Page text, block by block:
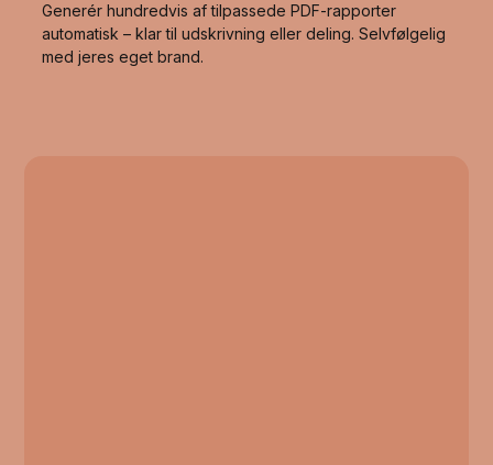
Generér hundredvis af tilpassede PDF-rapporter
automatisk – klar til udskrivning eller deling. Selvfølgelig
med jeres eget brand.